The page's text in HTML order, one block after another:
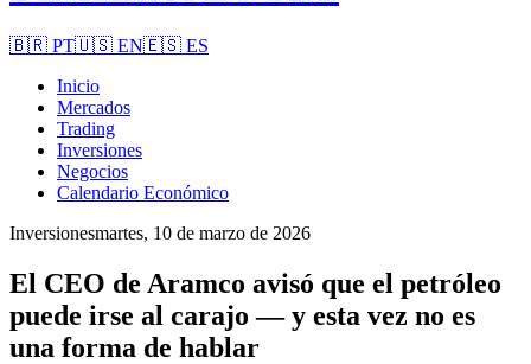
🇧🇷 PT🇺🇸 EN🇪🇸 ES
Inicio
Mercados
Trading
Inversiones
Negocios
Calendario Económico
Inversionesmartes, 10 de marzo de 2026
El CEO de Aramco avisó que el petróleo
puede irse al carajo — y esta vez no es
una forma de hablar